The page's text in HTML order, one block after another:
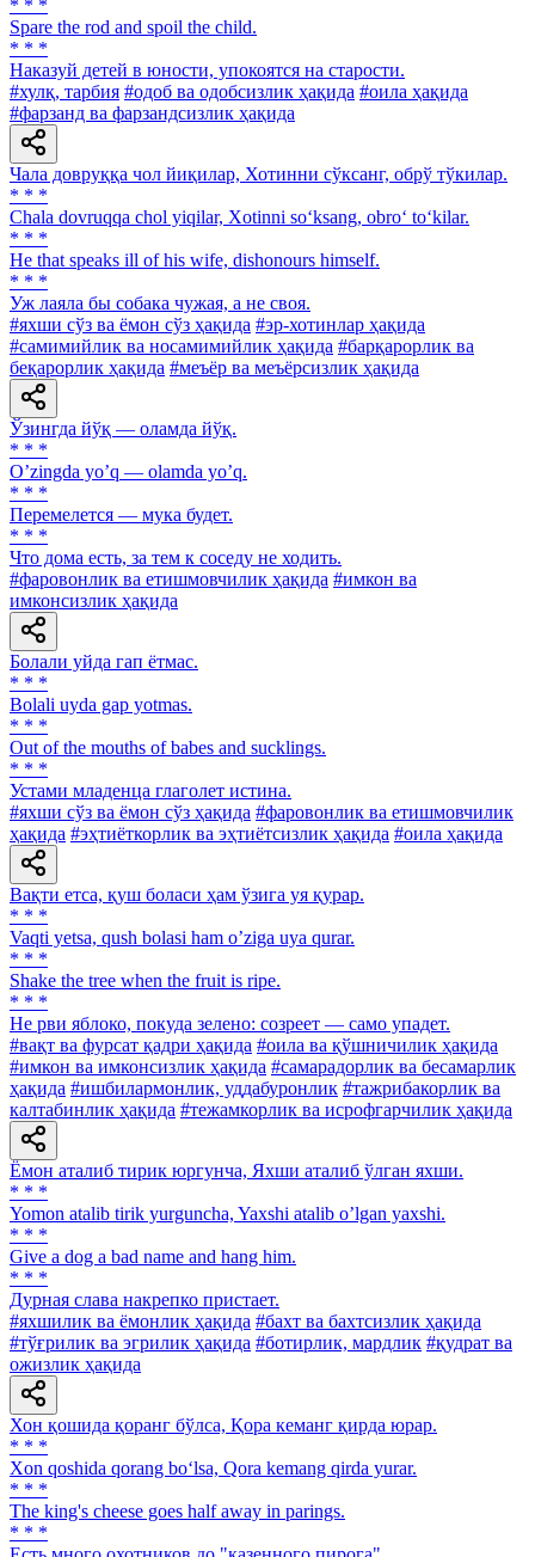
* * *
Spare the rod and spoil the child.
* * *
Наказуй детей в юности, упокоятся на старости.
#хулқ, тарбия #одоб ва одобсизлик ҳақида #оила ҳақида
#фарзанд ва фарзандсизлик ҳақида
Чала довруққа чол йиқилар, Хотинни сўксанг, обрў тўкилар.
* * *
Chala dovruqqa chol yiqilar, Xotinni so‘ksang, obro‘ to‘kilar.
* * *
He that speaks ill of his wife, dishonours himself.
* * *
Уж лаяла бы собака чужая, а не своя.
#яхши сўз ва ёмон сўз ҳақида #эр-хотинлар ҳақида
#самимийлик ва носамимийлик ҳақида #барқарорлик ва
беқарорлик ҳақида #меъёр ва меъёрсизлик ҳақида
Ўзингда йўқ — оламда йўқ.
* * *
Oʼzingda yoʼq — olamda yoʼq.
* * *
Перемелется — мука будет.
* * *
Что дома есть, за тем к соседу не ходить.
#фаровонлик ва етишмовчилик ҳақида #имкон ва
имконсизлик ҳақида
Болали уйда гап ётмас.
* * *
Bolali uyda gap yotmas.
* * *
Out of the mouths of babes and sucklings.
* * *
Устами младенца глаголет истина.
#яхши сўз ва ёмон сўз ҳақида #фаровонлик ва етишмовчилик
ҳақида #эҳтиёткорлик ва эҳтиётсизлик ҳақида #оила ҳақида
Вақти етса, қуш боласи ҳам ўзига уя қурар.
* * *
Vaqti yetsa, qush bolasi ham oʼziga uya qurar.
* * *
Shake the tree when the fruit is ripe.
* * *
He рви яблоко, покуда зелено: созреет — само упадет.
#вақт ва фурсат қадри ҳақида #оила ва қўшничилик ҳақида
#имкон ва имконсизлик ҳақида #самарадорлик ва бесамарлик
ҳақида #ишбилармонлик, уддабуронлик #тажрибакорлик ва
калтабинлик ҳақида #тежамкорлик ва исрофгарчилик ҳақида
Ёмон аталиб тирик юргунча, Яхши аталиб ўлган яхши.
* * *
Yomon atalib tirik yurguncha, Yaxshi atalib oʼlgan yaxshi.
* * *
Give a dog a bad name and hang him.
* * *
Дурная слава накрепко пристает.
#яхшилик ва ёмонлик ҳақида #бахт ва бахтсизлик ҳақида
#тўғрилик ва эгрилик ҳақида #ботирлик, мардлик #қудрат ва
ожизлик ҳақида
Хон қошида қоранг бўлса, Қора кеманг қирда юрар.
* * *
Xon qoshida qorang bo‘lsa, Qora kemang qirda yurar.
* * *
The king's cheese goes half away in parings.
* * *